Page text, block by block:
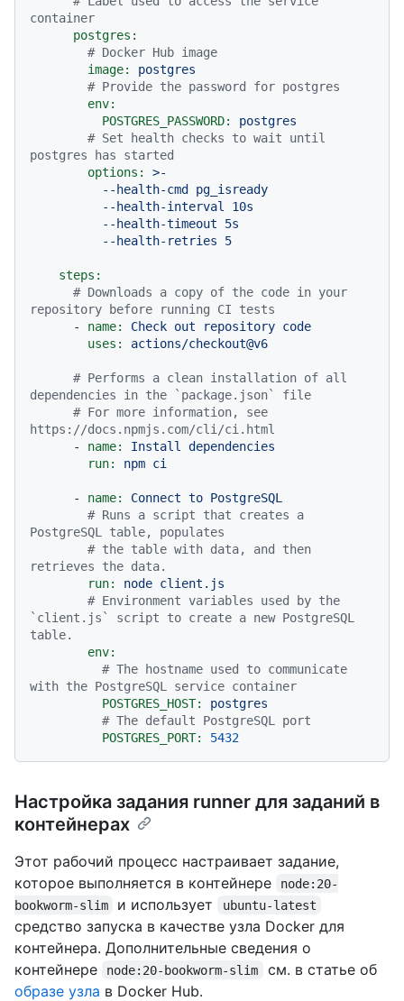
container
postgres:
# Docker Hub image
image:
postgres
# Provide the password for postgres
env:
POSTGRES_PASSWORD:
postgres
# Set health checks to wait until
postgres has started
options:
>-
steps:
# Downloads a copy of the code in your
repository before running CI tests
-
name: Check out repository code
uses:
actions/checkout@v6
# Performs a clean installation of all
dependencies in the `package.json` file
# For more information, see
https://docs.npmjs.com/cli/ci.html
-
name: Install
dependencies
run:
npm ci
- name: Connect to PostgreSQL
# Runs a script that creates a
PostgreSQL table, populates
# the table with data, and then
retrieves the data.
run:
node client.js
# Environment variables used by the
`client.js` script to create a new PostgreSQL
table.
env:
# The hostname used to communicate
with the PostgreSQL service container
POSTGRES_HOST:
postgres
# The default PostgreSQL port
POSTGRES_PORT:
5432
Настройка задания runner для заданий в
контейнерах
Этот рабочий процесс настраивает задание,
которое выполняется в контейнере
node:20-
bookworm-slim
и использует ubuntu-latest
средство запуска в качестве узла Docker для
контейнера. Дополнительные сведения о
контейнере
node:20-bookworm-slim
см. в статье об
образе узла в Docker Hub.